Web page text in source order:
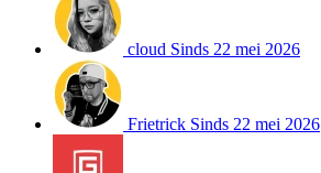
cloud Sinds 22 mei 2026
Frietrick Sinds 22 mei 2026